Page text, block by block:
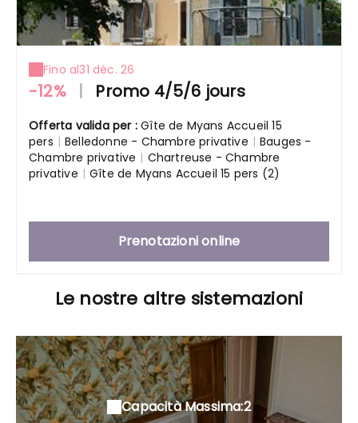
Fino al31 déc. 26
-12% Promo 4/5/6 jours
Offerta valida per :Gîte de Myans Accueil 15
pers | Belledonne - Chambre privative | Bauges -
Chambre privative | Chartreuse - Chambre
privative | Gîte de Myans Accueil 15 pers (2)
Prenotazioni online
Le nostre altre sistemazioni
Capacità Massima:2